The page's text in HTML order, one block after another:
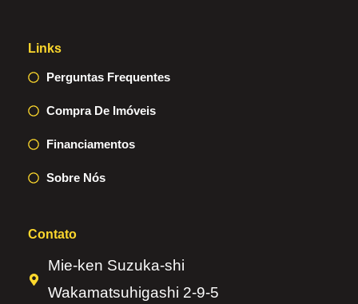
Links
Perguntas Frequentes
Compra De Imóveis
Financiamentos
Sobre Nós
Contato
Mie-ken Suzuka-shi
Wakamatsuhigashi 2-9-5